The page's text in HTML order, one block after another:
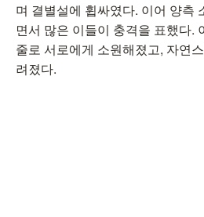
며 결별설에 휩싸였다. 이어 양측
면서 많은 이들이 충격을 표했다.
줄로 서로에게 소원해졌고, 자연
려졌다.